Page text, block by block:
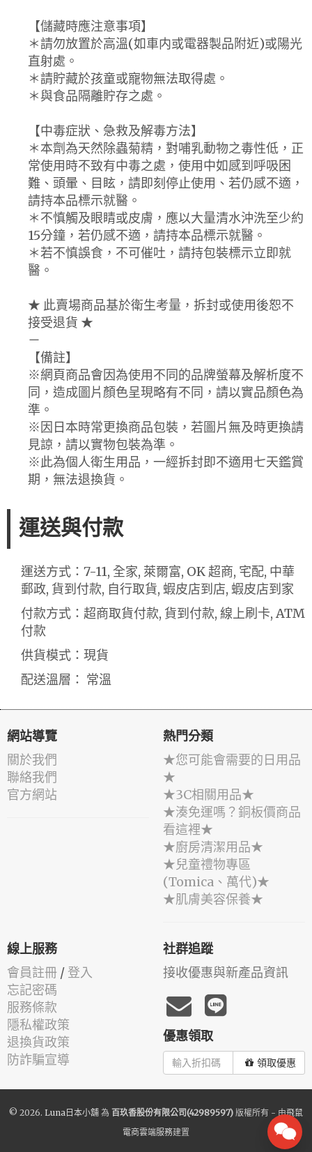
【儲藏時應注意事項】
＊請勿放置於高溫(如車内或電器製品附近)或陽光
直射處。
＊請貯藏於孩童或寵物無法取得處。
＊與食品隔離貯存之處。
【中毒症狀、急救及解毒方法】
＊本劑為天然除蟲菊精，對哺乳動物之毒性低，正
常使用時不致有中毒之處，使用中如感到呼吸困
難、頭暈、目眩，請即刻停止使用、若仍感不適，
請持本品標示就醫。
＊不慎觸及眼睛或皮膚，應以大量清水沖洗至少約
15分鐘，若仍感不適，請持本品標示就醫。
＊若不慎誤食，不可催吐，請持包裝標示立即就
醫。
★ 此賣場商品基於衛生考量，拆封或使用後恕不
接受退貨 ★
－
【備註】
※網頁商品會因為使用不同的品牌螢幕及解析度不
同，造成圖片顏色呈現略有不同，請以實品顏色為
準。
※因日本時常更換商品包裝，若圖片無及時更換請
見諒，請以實物包裝為準。
※此為個人衛生用品，一經拆封即不適用七天鑑賞
期，無法退換貨。
運送與付款
運送方式：7-11, 全家, 萊爾富, OK 超商, 宅配, 中華
郵政, 貨到付款, 自行取貨, 蝦皮店到店, 蝦皮店到家
付款方式：超商取貨付款, 貨到付款, 線上刷卡, ATM
付款
供貨模式：現貨
配送溫層： 常溫
網站導覽
關於我們
聯絡我們
官方網站
熱門分類
★您可能會需要的日用品
★
★3C相關用品★
★湊免運嗎？銅板價商品
看這裡★
★廚房清潔用品★
★兒童禮物專區
(Tomica、萬代)★
★肌膚美容保養★
線上服務
會員註冊 / 登入
忘記密碼
服務條款
隱私權政策
退換貨政策
防詐騙宣導
社群追蹤
接收優惠與新產品資訊
優惠領取
領取優惠
© 2026. Luna日本小舖 為 百玖香股份有限公司(42989597) 版權所有 - 由飛鼠
電商雲端服務建置